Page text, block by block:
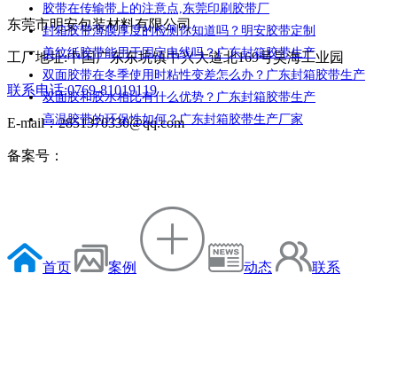
胶带在传输带上的注意点,东莞印刷胶带厂
封箱胶带薄膜厚度的检测你知道吗？明安胶带定制
美纹纸胶带能用于固定电线吗？广东封箱胶带生产
双面胶带在冬季使用时粘性变差怎么办？广东封箱胶带生产
双面胶和胶水相比有什么优势？广东封箱胶带生产
高温胶带的环保性如何？广东封箱胶带生产厂家
东莞市明安包装材料有限公司
工厂地址:中国广东东坑镇中兴大道北169号昊海工业园
联系电话:0769-81019119
E-mail：2851370330@qq.com
备案号：
首页 案例 动态 联系